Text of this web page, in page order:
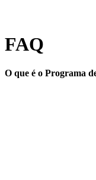
FAQ
O que é o Programa